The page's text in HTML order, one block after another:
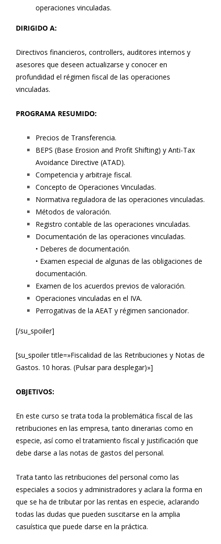
operaciones vinculadas.
DIRIGIDO A:
Directivos financieros, controllers, auditores internos y
asesores que deseen actualizarse y conocer en
profundidad el régimen fiscal de las operaciones
vinculadas.
PROGRAMA RESUMIDO:
Precios de Transferencia.
BEPS (Base Erosion and Profit Shifting) y Anti-Tax
Avoidance Directive (ATAD).
Competencia y arbitraje fiscal.
Concepto de Operaciones Vinculadas.
Normativa reguladora de las operaciones vinculadas.
Métodos de valoración.
Registro contable de las operaciones vinculadas.
Documentación de las operaciones vinculadas.
• Deberes de documentación.
• Examen especial de algunas de las obligaciones de
documentación.
Examen de los acuerdos previos de valoración.
Operaciones vinculadas en el IVA.
Perrogativas de la AEAT y régimen sancionador.
[/su_spoiler]
[su_spoiler title=»Fiscalidad de las Retribuciones y Notas de
Gastos. 10 horas. (Pulsar para desplegar)»]
OBJETIVOS:
En este curso se trata toda la problemática fiscal de las
retribuciones en las empresa, tanto dinerarias como en
especie, así como el tratamiento fiscal y justificación que
debe darse a las notas de gastos del personal.
Trata tanto las retribuciones del personal como las
especiales a socios y administradores y aclara la forma en
que se ha de tributar por las rentas en especie, aclarando
todas las dudas que pueden suscitarse en la amplia
casuística que puede darse en la práctica.